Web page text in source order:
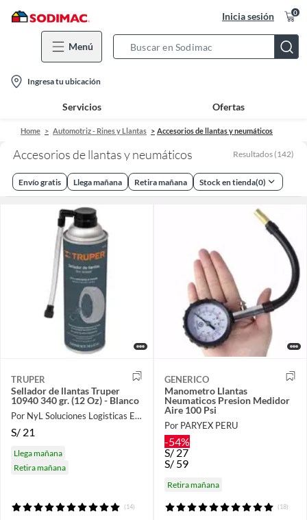
Inicia sesión 0
Menú
Bar
location-
icon
Ingresa tu ubicación
Servicios Ofertas
Home Automotriz - Rines y Llantas Accesorios de llantas y neumáticos
Accesorios de llantas y neumáticos Resultados (142)
Envío gratis Llega mañana Retira mañana Stock en tienda(0)
TRUPER
Sellador de llantas Truper
10940 340 gr. (12 Oz) - Blanco
Por NyL Soluciones Logisticas EIRL
S/ 21
Llega mañana
Retira mañana
(14)
GENERICO
Manometro Llantas
Neumaticos Presion Medidor
Aire 100 Psi
Por PARYEX PERU
-54%
S/27
S/ 59
Retira mañana
(18)